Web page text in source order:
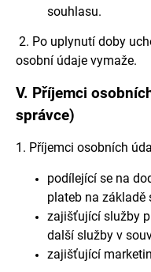
souhlasu.
2. Po uplynutí doby
osobní údaje vymaže.
V. Příjemci
správce)
1. Příjemci osobních
podílející se na
plateb na základě
zajišťující služby
další služby v
zajišťující